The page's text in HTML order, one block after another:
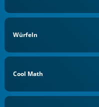
Würfeln
Cool Math